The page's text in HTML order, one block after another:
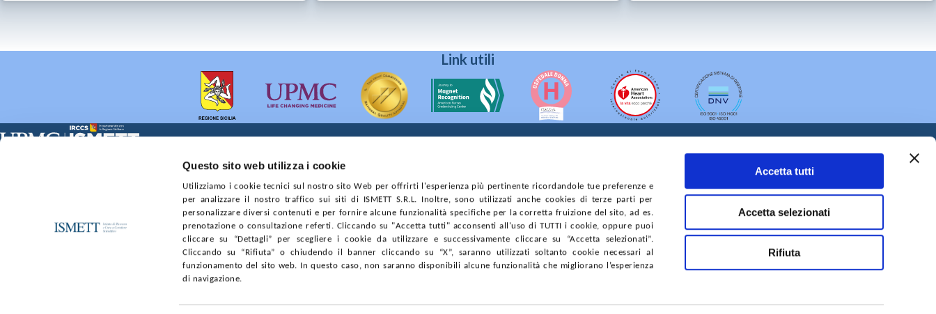
Questo sito web utilizza i cookie
Utilizziamo i cookie tecnici sul nostro sito Web per offrirti l'esperienza più pertinente ricordandole tue preferenze e
per analizzare il nostro traffico sui siti di ISMETT S.R.L. Inoltre, sono utilizzati anche cookies di terze parti per
personalizzare diversi contenuti e per fornire alcune funzionalità specifiche per la corretta fruizione del sito, ad es.
prenotazione o consultazione referti. Cliccando su "Accetta tutti" acconsenti all'uso di TUTTI i cookie, oppure puoi
cliccare su “Dettagli” per scegliere i cookie da utilizzare e successivamente cliccare su “Accetta selezionati”.
Cliccando su “Rifiuta” o chiudendo il banner cliccando su “X”, saranno utilizzati soltanto cookie necessari al
funzionamento del sito web. In questo caso, non saranno disponibili alcune funzionalità che migliorano l’esperienza
di navigazione.
Accetta tutti
Accetta selezionati
Rifiuta
Link utili
Sede Sociale:
Ufficio Registro delle imprese di Palermo
nr. REA PA-201818 P.I. 04544550827
WHISTLEBLOWINGGARE E CONTRATTI PRIVACYCOOKIE POLICYSOSTIENICIMAPPA DEL SITOACCESSIBILITÀCONTATTI